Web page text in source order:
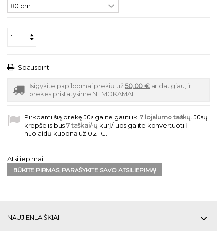
Spausdinti
Įsigykite papildomai prekių už 50,00 € ar daugiau, ir
prekes pristatysime NEMOKAMAI!
Pirkdami šią prekę Jūs galite gauti iki7 lojalumo taškų . Jūsų
krepšelis bus7taškai/-ų kurį/-uos galite konvertuoti į
nuolaidų kuponą už 0,21 €
Atsiliepimai
BŪKITE PIRMAS, PARAŠYKITE SAVO ATSILIEPIMĄ!
NAUJIENLAIŠKIAI